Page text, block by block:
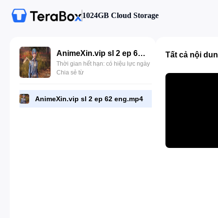
1024GB Cloud Storage
AnimeXin.vip sl 2 ep 62 eng.mp4
Thời gian hết hạn: có hiệu lực ngày
Chia sẻ từ
AnimeXin.vip sl 2 ep 62 eng.mp4
Tất cả nội